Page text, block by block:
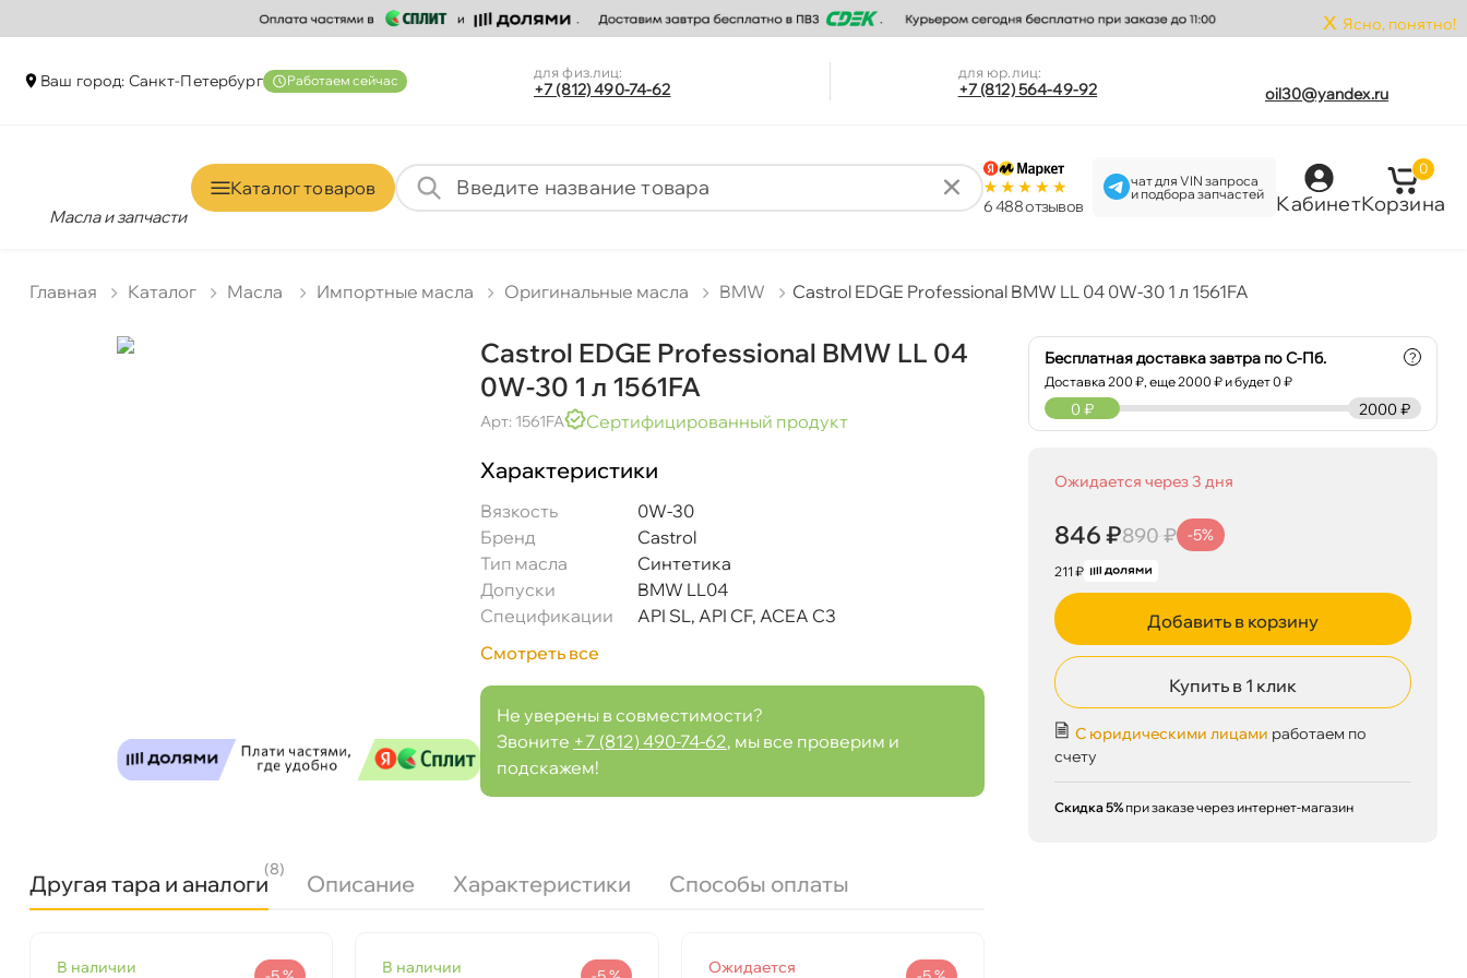
x Ясно, понятно!
аш город: Санкт-Петербур Работаем сейчас для физ.лиц:
+7 (812) 490-74-62
для юр.лиц:
+7 (812) 564-49-92 oil30@yandex.ru
Масла и запчасти
Каталог товаро
6 488 отзыво
чат для VIN запроса
и подбора запчастей
Кабинет
0
Корзина
Главная Катало Масла Импортные масла Оригинальные масла BMW Castrol EDGE Professional BMW LL 04 0W-30 1 л 1561FA
Castrol EDGE Professional BMW LL 04
0W-30 1 л 1561FA
Арт: 1561FA Сертифицированный продукт
Характеристики
язкость
0W-30
Бренд
Castrol
Тип масла
Синтетика
Допуски
BMW LL04
Спецификации
API SL, API CF, ACEA C3
Смотреть все
Не уверены в совместимости?
Звоните +7 (812) 490-74-62, мы все проверим и
подскажем!
Другая тара и аналоги
(8)
Описание Характеристики Способы оплаты
наличии наличии
Ожидается
Бренд
Бесплатная доставка завтра по С-Пб.
Доставка200 ₽, еще2000 ₽ и будет 0 ₽
?
2000 ₽
0 ₽
Ожидается через 3 дня
846 ₽890 ₽ -5%
211 ₽
Добавить в корзину
Купить в 1 клик
С юридическими лицами работаем по
счету
Скидка 5% при заказе через интернет-магазин
Castrol EDGE Professional BMW LL 04 0W-30 1 л 1561FA
Бесплатная Завтра, 08.08 (при заказе от 2000₽) Срочная за 2 ч – 399 ₽
Самовывоз Сегодня